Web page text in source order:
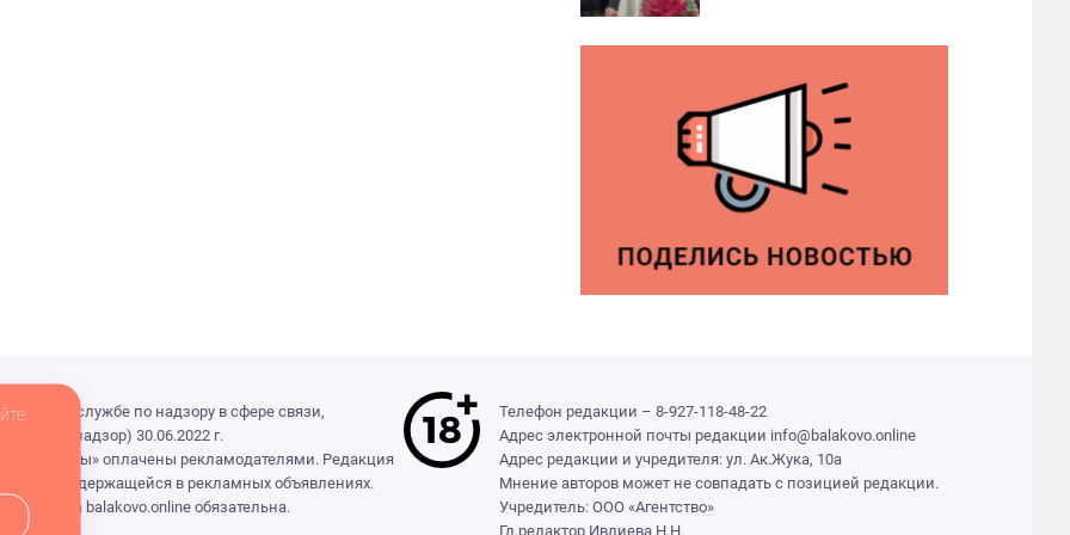
службе по надзору в сфере связи,
30.06.2022 г.
«Выборы» оплачены рекламодателями. Редакция
содержащейся в рекламных объявлениях.
на balakovo.online обязательна.
Телефон редакции – 8-927-118-48-22
Адрес электронной почты редакции info@balakovo.online
Адрес редакции и учредителя: ул. Ак.Жука, 10а
Мнение авторов может не совпадать с позицией редакции.
Учредитель: ООО «Агентство»
Гл.редактор Ивлиева Н.Н.